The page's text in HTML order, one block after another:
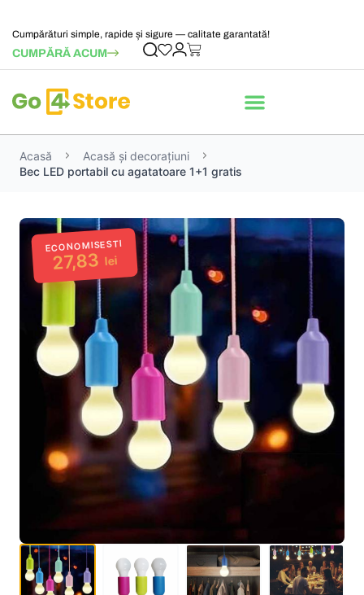
Cumpărături simple, rapide și sigure — calitate garantată!
CUMPĂRĂ ACUM
Acasă
Acasă și decorațiuni
Bec LED portabil cu agatatoare 1+1 gratis
ECONOMISESTI
27,83 lei